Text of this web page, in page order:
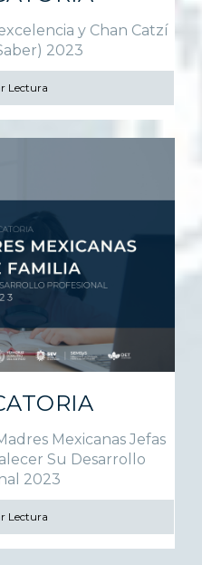
y Chan Catzí
2023
Lectura
Mexicanas Jefas
Su Desarrollo
2023
Lectura